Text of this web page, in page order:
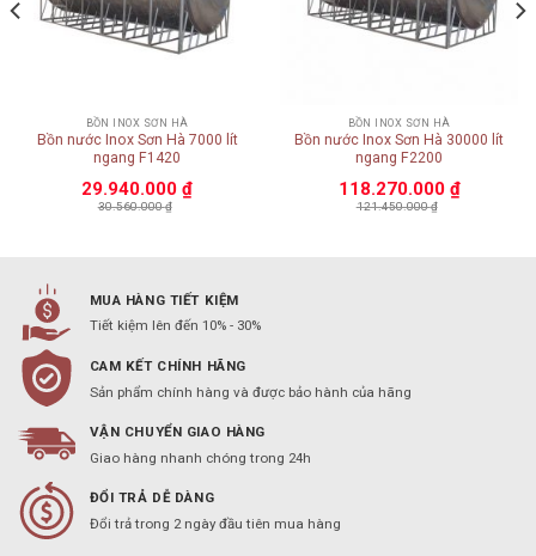
BỒN INOX SƠN HÀ
Bồn nước Inox Sơn Hà 7000 lít
ngang F1420
29.940.000 ₫
30.560.000₫
BỒN INOX SƠN HÀ
Bồn nước Inox Sơn Hà 30000 lít
ngang F2200
118.270.000 ₫
121.450.000₫
MUA HÀNG TIẾT KIỆM
Tiết kiệm lên đến 10% - 30%
CAM KẾT CHÍNH HÃNG
Sản phẩm chính hàng và được bảo hành của hãng
VẬN CHUYỂN GIAO HÀNG
Giao hàng nhanh chóng trong 24h
ĐỔI TRẢ DỄ DÀNG
Đổi trả trong 2 ngày đầu tiên mua hàng